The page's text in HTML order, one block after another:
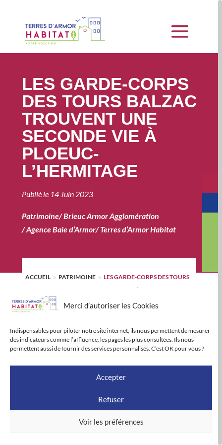
Merci d’autoriser les Cookies
Indispensables pour piloter notre site internet, ils nous permettent de mesurer
des indicateurs comme l’affluence, les pages les plus consultées. Ils nous
permettent aussi de fournir des services personnalisés. C’est OK pour vous ?
Accepter
Refuser
Voir les préférences
LES GARDE-CORPS
DES TOURS BALZAC
TROUVENT UNE
SECONDE VIE À
PLOEUC-
L’HERMITAGE
Publié le 14 Juin 2023
Patrimoine/Brieuc Armor Agglomération
/Agence Baie d’Armor/Terres d’Armor Habitat
ACCUEIL 9 PATRIMOINE 9 LES GARDE-CORPS DES TOURS
L’HERMITAGE
Facebook
EmailPrintLinkedInPartager
envisageable de jeter les matériaux issus de la
à la commande de la commune de Ploeuc-L’Hermitage,
vie et se transformer en arceaux à vélos.